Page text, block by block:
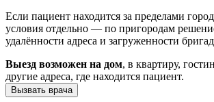
Если пациент находится за пределами
условия отдельно — по пригородам
удалённости адреса и загруженности
Выезд возможен на дом, в квартиру,
другие адреса, где находится пациент.
Вызвать врача